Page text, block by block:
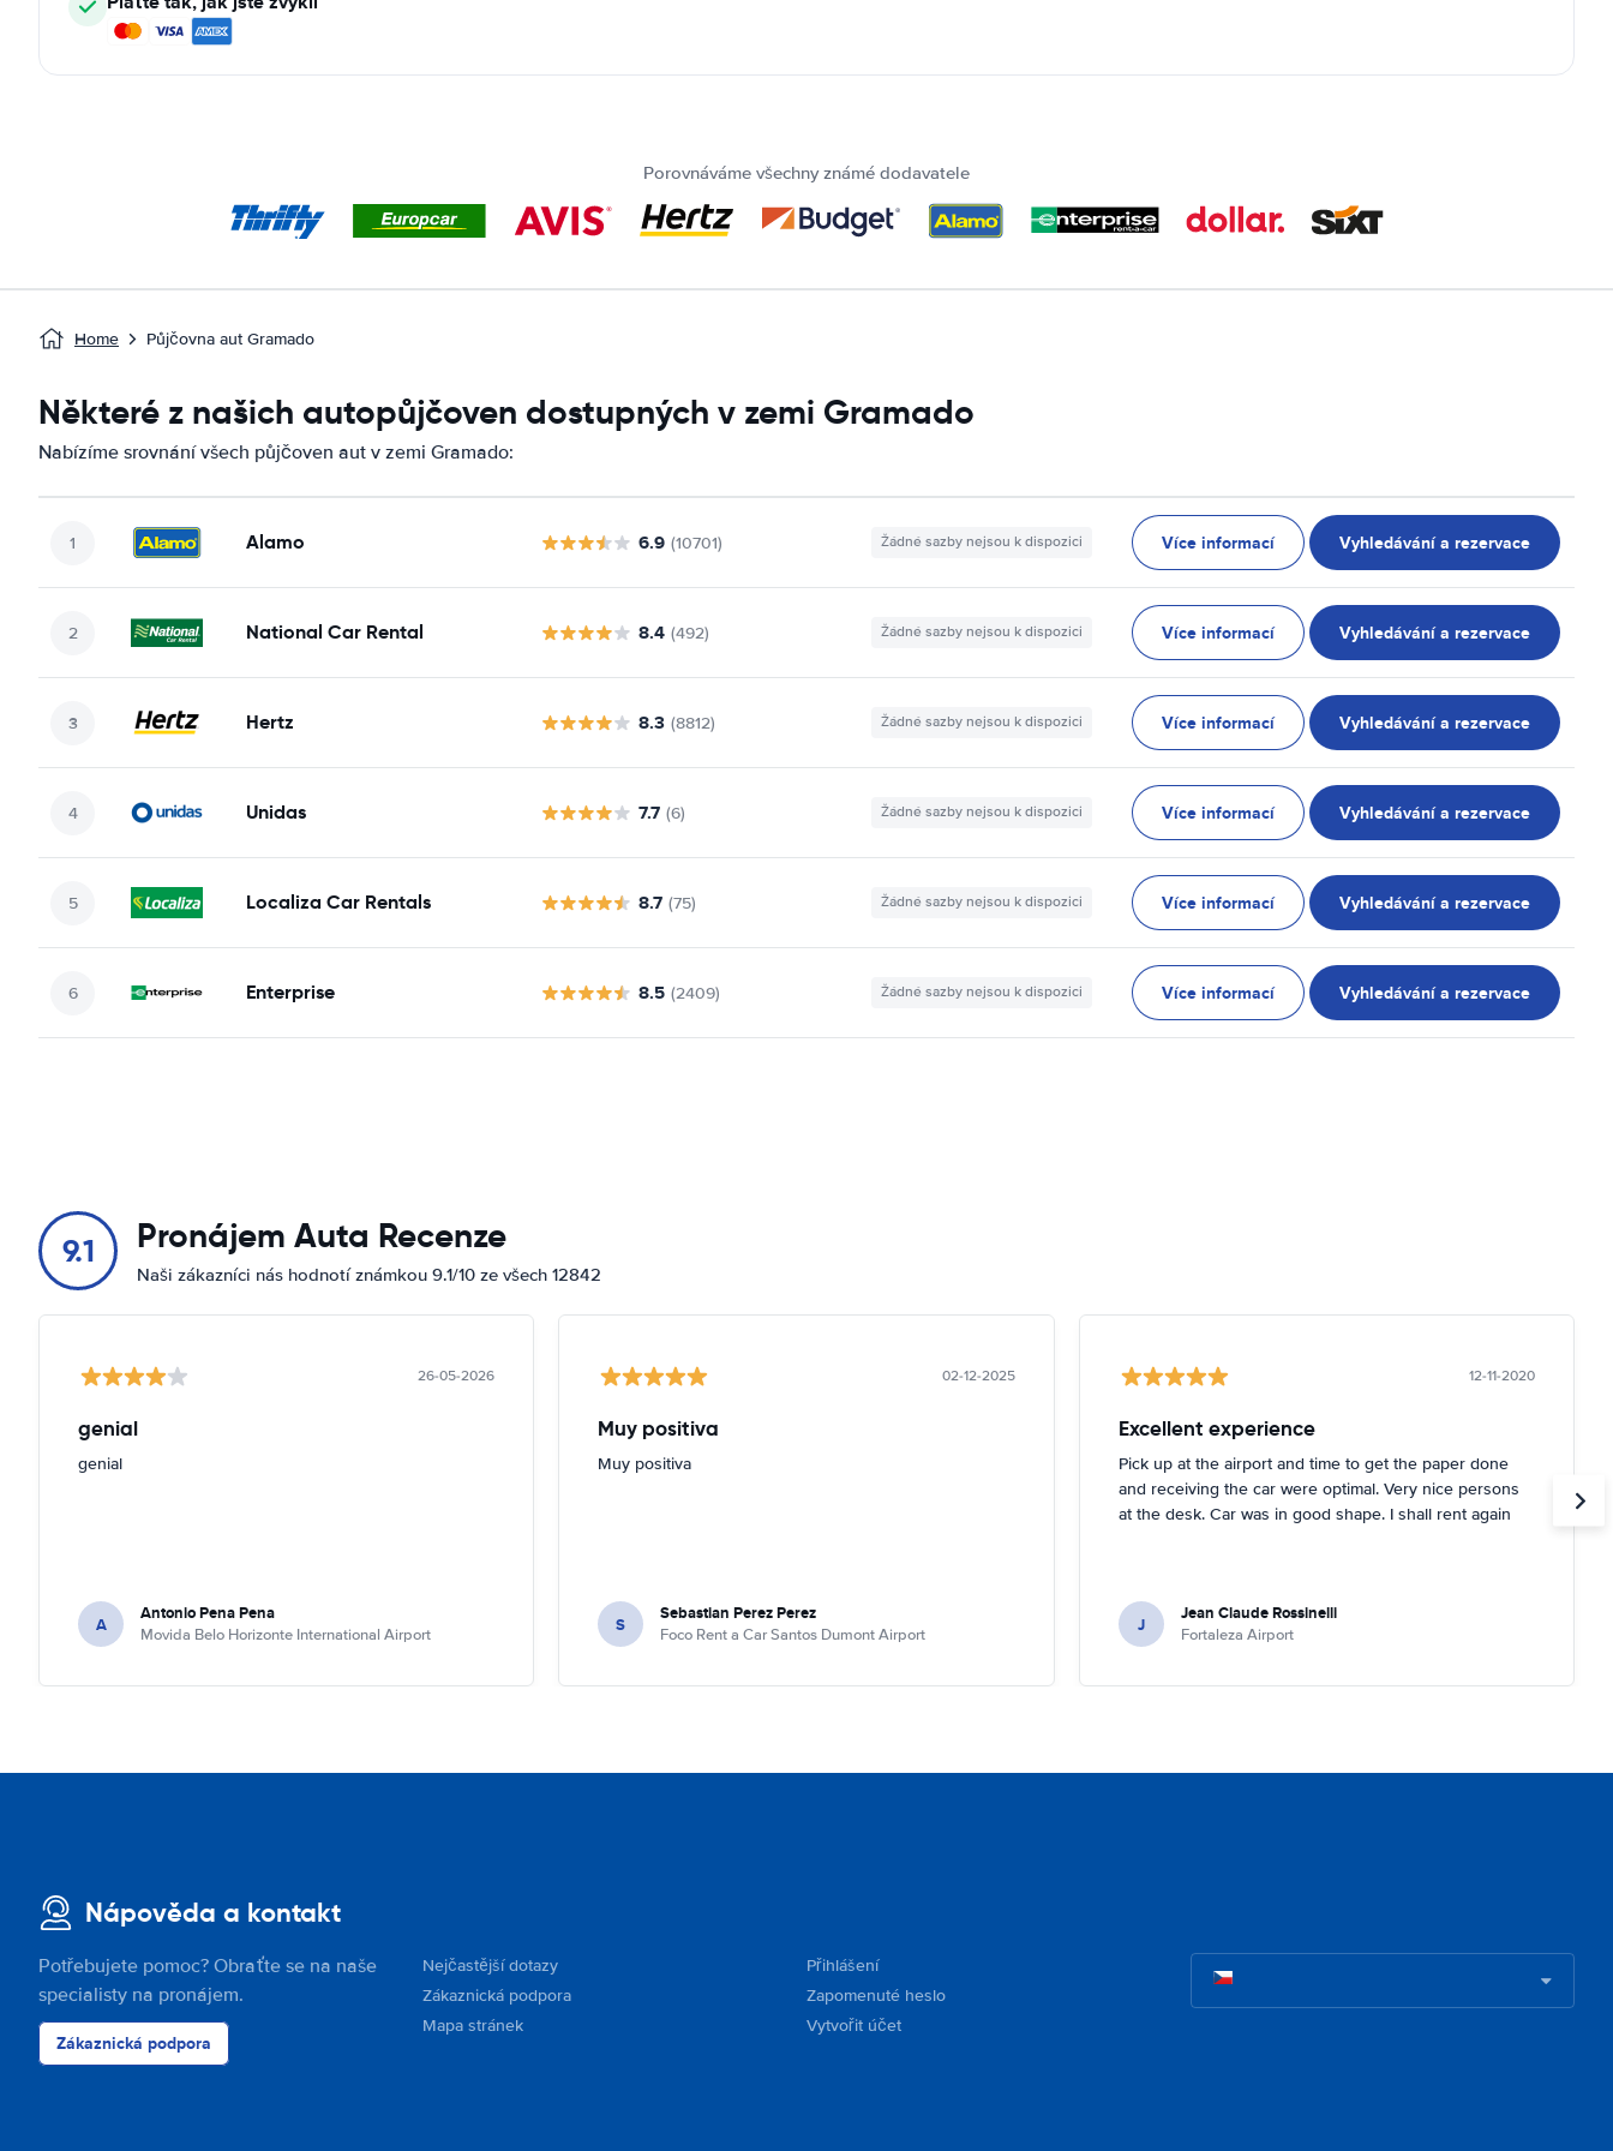
Porovnáváme všechny známé dodavatele
Home Půjčovna aut Gramado
Některé z našich autopůjčoven dostupných v zemi Gramado
Nabízíme srovnání všech půjčoven aut v zemi Gramado:
Alamo 6.9 (10701) Žádné sazby nejsou k dispozici Více informací Vyhledávání a rezervace
National Car Rental 8.4 (492) Žádné sazby nejsou k dispozici Více informací Vyhledávání a rezervace
Hertz 8.3 (8812) Žádné sazby nejsou k dispozici Více informací Vyhledávání a rezervace
Unidas 7.7 (6) Žádné sazby nejsou k dispozici Více informací Vyhledávání a rezervace
Localiza Car Rentals 8.7 (75) Žádné sazby nejsou k dispozici Více informací Vyhledávání a rezervace
Enterprise 8.5 (2409) Žádné sazby nejsou k dispozici Více informací Vyhledávání a rezervace
9.1 Pronájem Auta Recenze
Naši zákazníci nás hodnotí známkou 9.1/10 ze všech 12842
26-05-2026
genial
genial
A Antonio Pena Pena
Movida Belo Horizonte International Airport
02-12-2025
Muy positiva
Muy positiva
S Sebastian Perez Perez
Foco Rent a Car Santos Dumont Airport
12-11-2020
Excellent experience
Pick up at the airport and time to get the paper done
and receiving the car were optimal. Very nice persons
at the desk. Car was in good shape. I shall rent again
J Jean Claude Rossinelli
Fortaleza Airport
Nápověda a kontakt
Potřebujete pomoc? Obraťte se na naše
specialisty na pronájem.
Zákaznická podpora
Nejčastější dotazy
Zákaznická podpora
Mapa stránek
Přihlášení
Zapomenuté heslo
Vytvořit účet